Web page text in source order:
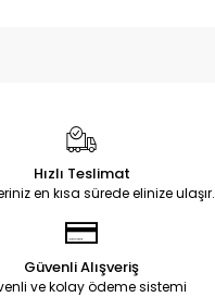
Hızlı Teslimat
en kısa sürede elinize ulaşır.
Güvenli Alışveriş
ve kolay ödeme sistemi